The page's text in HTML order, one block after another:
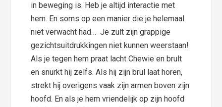
in beweging is. Heb je altijd interactie met
hem. En soms op een manier die je helemaal
niet verwacht had… Je zult zijn grappige
gezichtsuitdrukkingen niet kunnen weerstaan!
Als je tegen hem praat lacht Chewie en brult
en snurkt hij zelfs. Als hij zijn brul laat horen,
strekt hij overigens vaak zijn armen boven zijn
hoofd. En als je hem vriendelijk op zijn hoofd